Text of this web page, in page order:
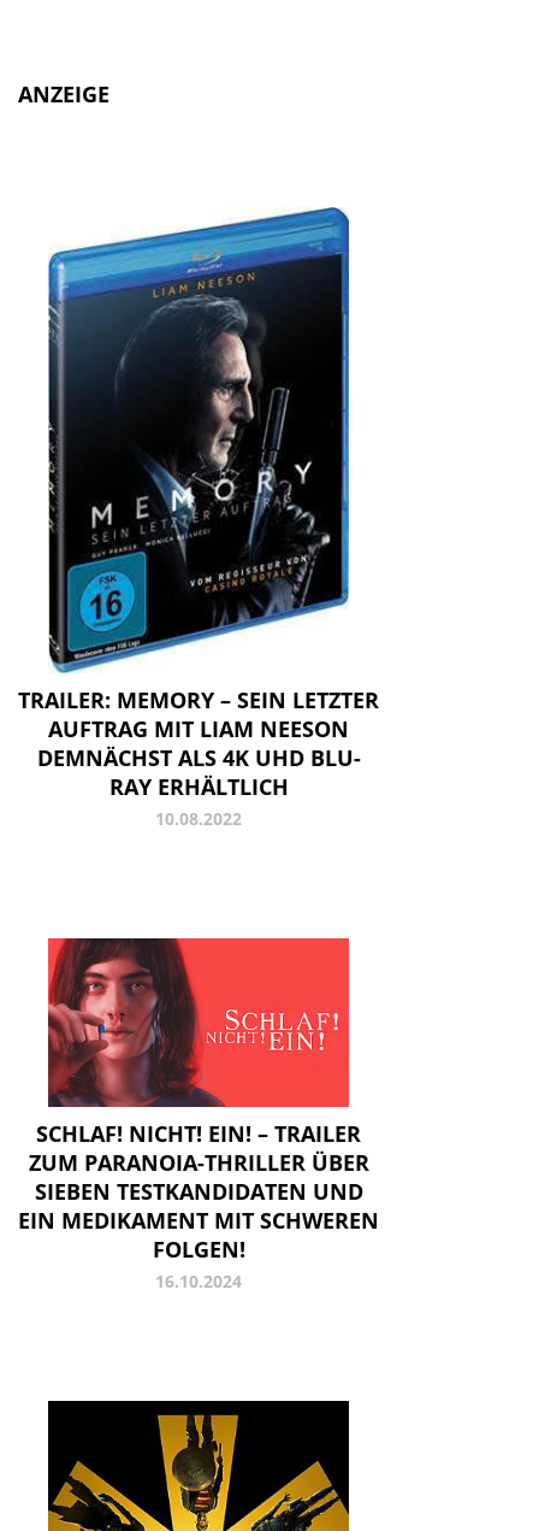
ANZEIGE
TRAILER: MEMORY – SEIN LETZTER
AUFTRAG MIT LIAM NEESON
DEMNÄCHST ALS 4K UHD BLU-
RAY ERHÄLTLICH
10.08.2022
SCHLAF! NICHT! EIN! – TRAILER
ZUM PARANOIA-THRILLER ÜBER
SIEBEN TESTKANDIDATEN UND
EIN MEDIKAMENT MIT SCHWEREN
FOLGEN!
16.10.2024